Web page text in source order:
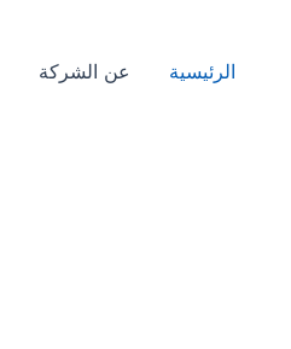
الرئيسية عن الشركة